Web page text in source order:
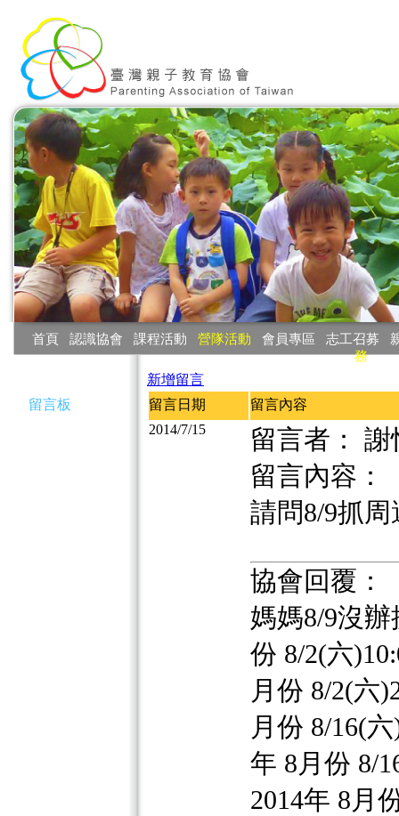
首頁 認識協會 課程活動 營隊活動 會員專區 志工召募
務
留言板
新增留言
留言日期
留言內容
2014/7/15
留言者： 謝
留言內容：
請問8/9抓
協會回覆：
媽媽8/9沒
份 8/2(六
月份 8/2(六
月份 8/16(
年 8月份 8/
2014年 8月